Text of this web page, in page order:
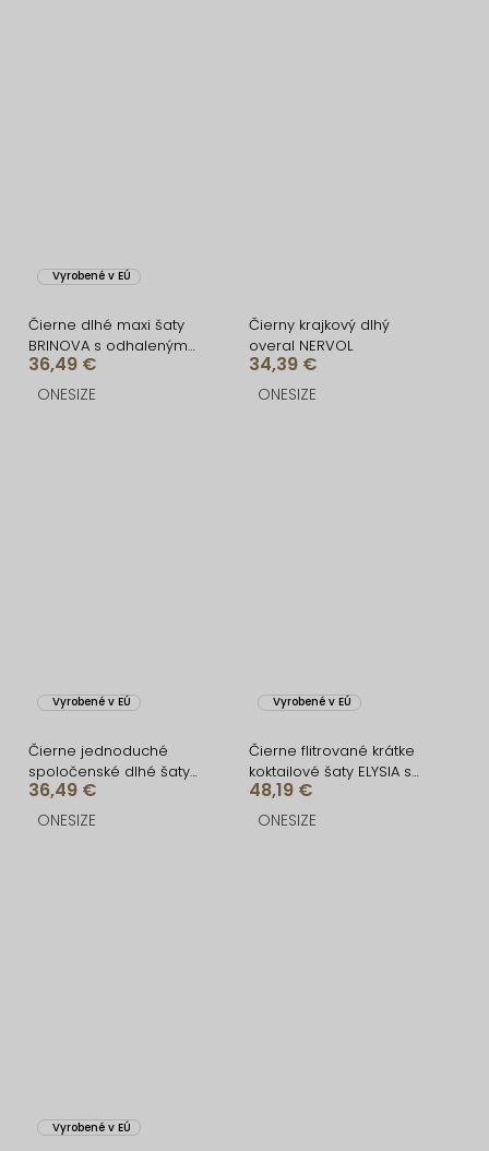
Vyrobené v EÚ
Čierne dlhé maxi šaty
BRINOVA s odhaleným
chrbtom
36,49 €
ONESIZE
Čierny krajkový dlhý
overal NERVOL
34,39 €
ONESIZE
Vyrobené v EÚ
Čierne jednoduché
spoločenské dlhé šaty
MORIEL
36,49 €
ONESIZE
Vyrobené v EÚ
Čierne flitrované krátke
koktailové šaty ELYSIA s
kraťaskami
48,19 €
ONESIZE
Vyrobené v EÚ